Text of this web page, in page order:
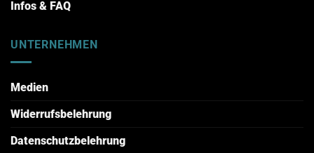
Infos & FAQ
UNTERNEHMEN
Medien
Widerrufsbelehrung
Datenschutzbelehrung